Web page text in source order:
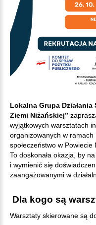
Lokalna Grupa
Ziemi Niżańskiej”
wyjątkowych warsztatach
organizowanych w ramach
społeczeństwo w Powiecie
To doskonała okazja, by
i wymienić się
zaangażowanymi w
Dla kogo są
Warsztaty skierowane są